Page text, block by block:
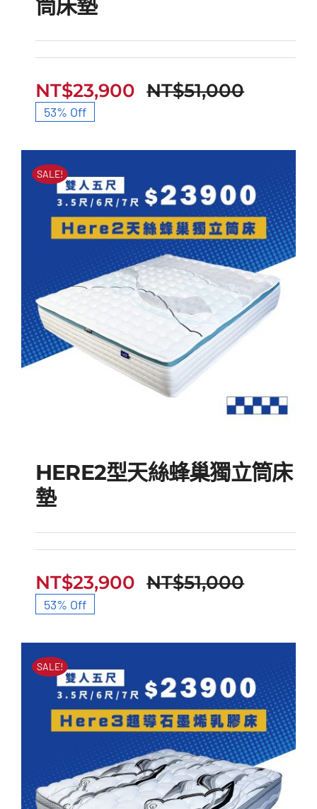
HERE1型天絲釋壓乳膠獨
立筒床墊
筒床墊
NT$51,000
價
格：
NT$23,900
價
格：
53% Off
SALE!
HERE2型天絲蜂巢獨立
筒床墊
HERE2型天絲蜂巢獨立筒床
墊
NT$51,000
價
格：
NT$23,900
價
格：
53% Off
SALE!